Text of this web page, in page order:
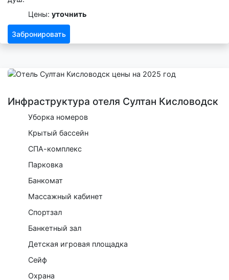
Цены: уточнить
Забронировать
Инфраструктура отеля Султан Кисловодск
Уборка номеров
Крытый бассейн
СПА-комплекс
Парковка
Банкомат
Массажный кабинет
Спортзал
Банкетный зал
Детская игровая площадка
Сейф
Охрана